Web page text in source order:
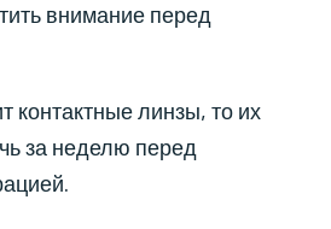
внимание перед
контактные линзы, то их
за неделю перед